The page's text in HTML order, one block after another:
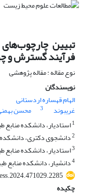
تبیین
فرآیند گسترش و
نوع مقاله : مقاله پژوهشی
نویسندگان
الهام قهساره اردستانی
غریبوند 3 محسن
1استادیار، دانشکده
2دانشجوی دکتری،
3استادیار، دانشکده
4دانشیار، دانشکده منابع
چکیده